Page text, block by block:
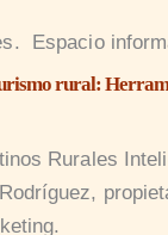
Espacio
rural:
Rurales